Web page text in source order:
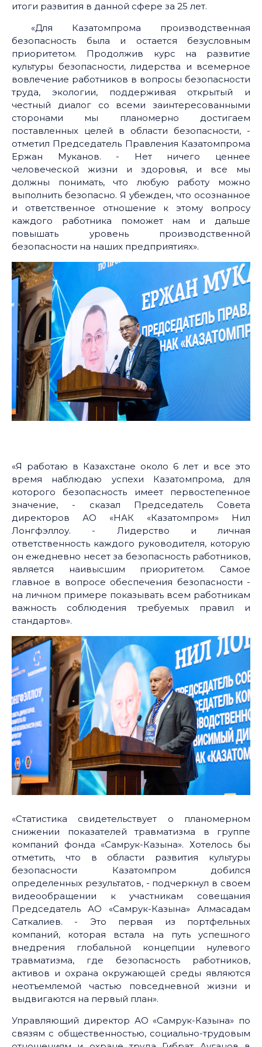
итоги развития в данной сфере за 25 лет.
«Для Казатомпрома производственная
безопасность была и остается безусловным
приоритетом. Продолжив курс на развитие
культуры безопасности, лидерства и всемерное
вовлечение работников в вопросы безопасности
труда, экологии, поддерживая открытый и
честный диалог со всеми заинтересованными
сторонами мы планомерно достигаем
поставленных целей в области безопасности, -
отметил Председатель Правления Казатомпрома
Ержан Муканов. - Нет ничего ценнее
человеческой жизни и здоровья, и все мы
должны понимать, что любую работу можно
выполнить безопасно. Я убежден, что осознанное
и ответственное отношение к этому вопросу
каждого работника поможет нам и дальше
повышать уровень производственной
безопасности на наших предприятиях».
«Я работаю в Казахстане около 6 лет и все это
время наблюдаю успехи Казатомпрома, для
которого безопасность имеет первостепенное
значение, - сказал Председатель Совета
директоров АО «НАК «Казатомпром» Нил
Лонгфэллоу. - Лидерство и личная
ответственность каждого руководителя, которую
он ежедневно несет за безопасность работников,
является наивысшим приоритетом. Самое
главное в вопросе обеспечения безопасности -
на личном примере показывать всем работникам
важность соблюдения требуемых правил и
стандартов».
«Статистика свидетельствует о планомерном
снижении показателей травматизма в группе
компаний фонда «Самрук-Казына». Хотелось бы
отметить, что в области развития культуры
безопасности Казатомпром добился
определенных результатов, - подчеркнул в своем
видеообращении к участникам совещания
Председатель АО «Самрук-Казына» Алмасадам
Саткалиев. - Это первая из портфельных
компаний, которая встала на путь успешного
внедрения глобальной концепции нулевого
травматизма, где безопасность работников,
активов и охрана окружающей среды являются
неотъемлемой частью повседневной жизни и
выдвигаются на первый план».
Управляющий директор АО «Самрук-Казына» по
связям с общественностью, социально-трудовым